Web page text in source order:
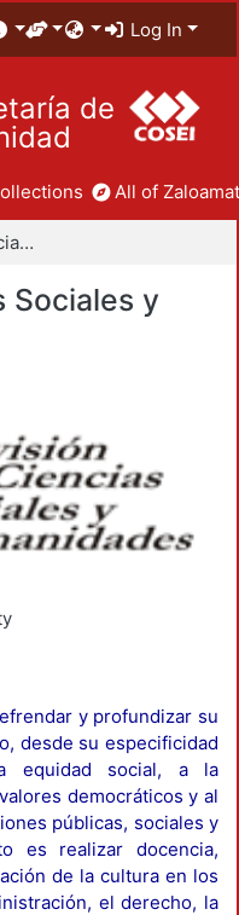
Log In
de
All of
División de Ciencias Sociales y Humanidades
Sociales y
y profundizar su
desde su especificidad
equidad social, a la
democráticos y al
públicas, sociales y
es realizar docencia,
de la cultura en los
el derecho, la